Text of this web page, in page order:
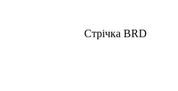
Стрічка BRD